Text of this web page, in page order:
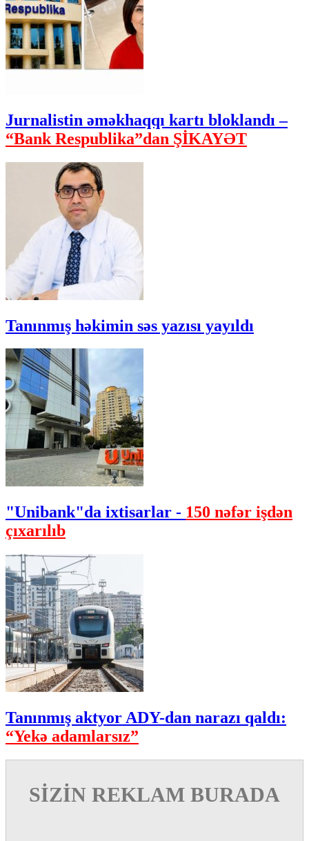
Jurnalistin əməkhaqqı kartı bloklandı –
“Bank Respublika”dan ŞİKAYƏT
Tanınmış həkimin səs yazısı yayıldı
"Unibank"da ixtisarlar - 150 nəfər işdən
çıxarılıb
Tanınmış aktyor ADY-dan narazı qaldı:
“Yekə adamlarsız”
SİZİN REKLAM BURADA